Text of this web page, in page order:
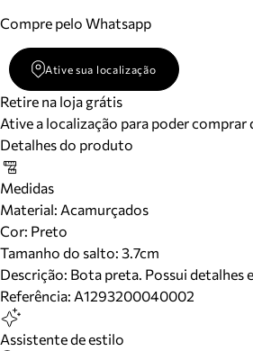
Compre pelo Whatsapp
Ative sua localização
Retire na loja grátis
Ative a localização para poder comprar
Detalhes do produto
Medidas
Material: Acamurçados
Cor: Preto
Tamanho do salto: 3.7cm
Descrição: Bota preta. Possui detalhes
Referência: A1293200040002
Assistente de estilo